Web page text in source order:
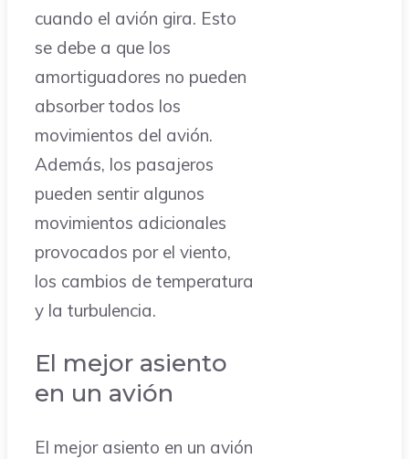
cuando el avión gira. Esto
se debe a que los
amortiguadores no pueden
absorber todos los
movimientos del avión.
Además, los pasajeros
pueden sentir algunos
movimientos adicionales
provocados por el viento,
los cambios de temperatura
y la turbulencia.
El mejor asiento
en un avión
El mejor asiento en un avión